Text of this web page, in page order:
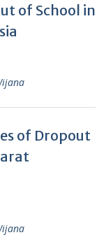
of School in
of Dropout